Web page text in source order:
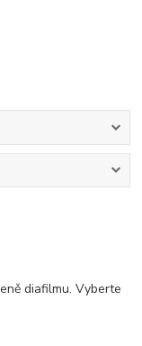
diafilmu. Vyberte